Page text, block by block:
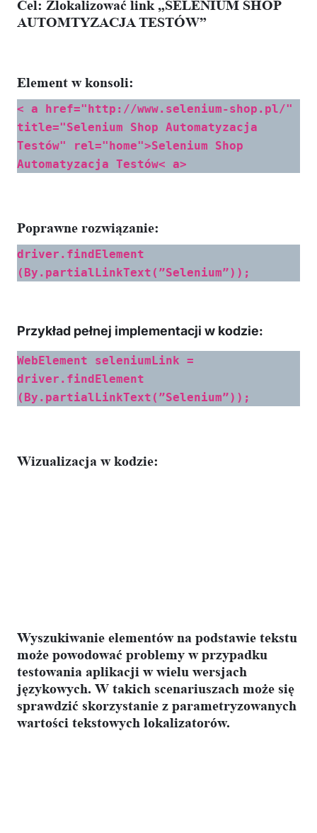
Cel: Zlokalizować link „SELENIUM SHOP
AUTOMTYZACJA TESTÓW”
Element w konsoli:
< a href="http://www.selenium-shop.pl/"
title="Selenium Shop Automatyzacja
Testów" rel="home">Selenium Shop
Automatyzacja Testów< a>
Poprawne rozwiązanie:
driver.findElement
(By.partialLinkText(”Selenium”));
Przykład pełnej implementacji w kodzie:
WebElement seleniumLink =
driver.findElement
(By.partialLinkText(”Selenium”));
Wizualizacja w kodzie:
Wyszukiwanie elementów na podstawie tekstu
może powodować problemy w przypadku
testowania aplikacji w wielu wersjach
językowych. W takich scenariuszach może się
sprawdzić skorzystanie z parametryzowanych
wartości tekstowych lokalizatorów.